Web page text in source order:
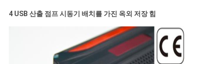
4 USB 산출 점프 시동기 배치를 가진 옥외 저장 힘